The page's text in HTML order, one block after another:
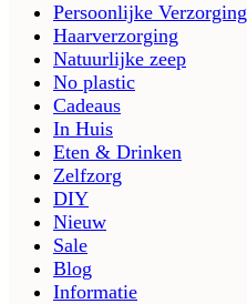
Persoonlijke Verzorging
Haarverzorging
Natuurlijke zeep
No plastic
Cadeaus
In Huis
Eten & Drinken
Zelfzorg
DIY
Nieuw
Sale
Blog
Informatie